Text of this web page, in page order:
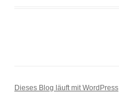
Dieses Blog läuft mit WordPress